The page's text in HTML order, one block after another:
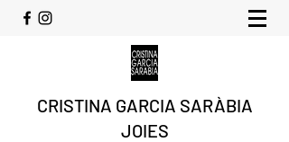
CRISTINA GARCIA SARÀBIA
JOIES